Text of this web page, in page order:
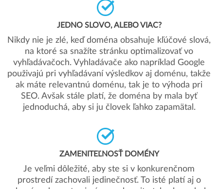
JEDNO SLOVO, ALEBO VIAC?
Nikdy nie je zlé, keď doména obsahuje kľúčové slová,
na ktoré sa snažíte stránku optimalizovať vo
vyhľadávačoch. Vyhladávače ako napríklad Google
použivajú pri vyhľadávaní výsledkov aj doménu, takže
ak máte relevantnú doménu, tak je to výhoda pri
SEO. Avšak stále platí, že doména by mala byť
jednoduchá, aby si ju človek ľahko zapamätal.
ZAMENITEĽNOSŤ DOMÉNY
Je veľmi dôležité, aby ste si v konkurenčnom
prostredí zachovali jedinečnosť. To isté platí aj o